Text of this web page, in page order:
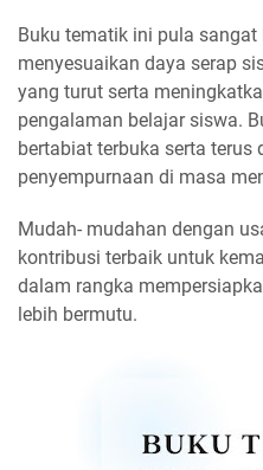
Buku tematik ini pula
menyesuaikan daya serap
yang turut serta
pengalaman belajar siswa.
bertabiat terbuka serta terus
penyempurnaan di masa
Mudah- mudahan dengan
kontribusi terbaik untuk
dalam rangka
lebih bermutu.